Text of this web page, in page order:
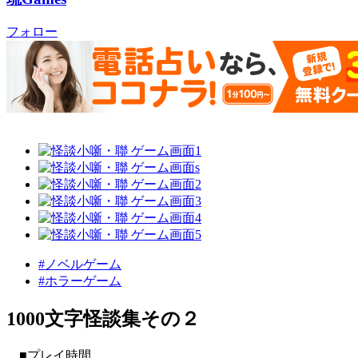
フォロー
#ノベルゲーム
#ホラーゲーム
1000文字怪談集その２
■プレイ時間